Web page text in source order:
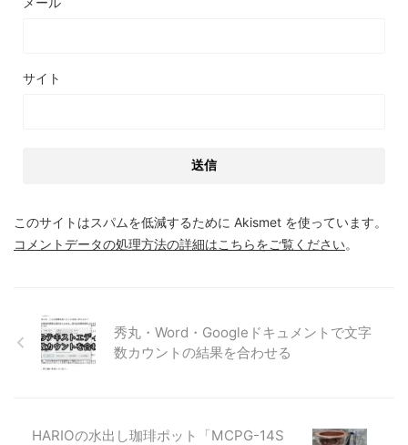
サイト
このサイトはスパムを低減するために Akismet を使っています。
コメントデータの処理方法の詳細はこちらをご覧ください。
秀丸・Word・Googleドキュメントで文字
数カウントの結果を合わせる
HARIOの水出し珈琲ポット「MCPG-14S